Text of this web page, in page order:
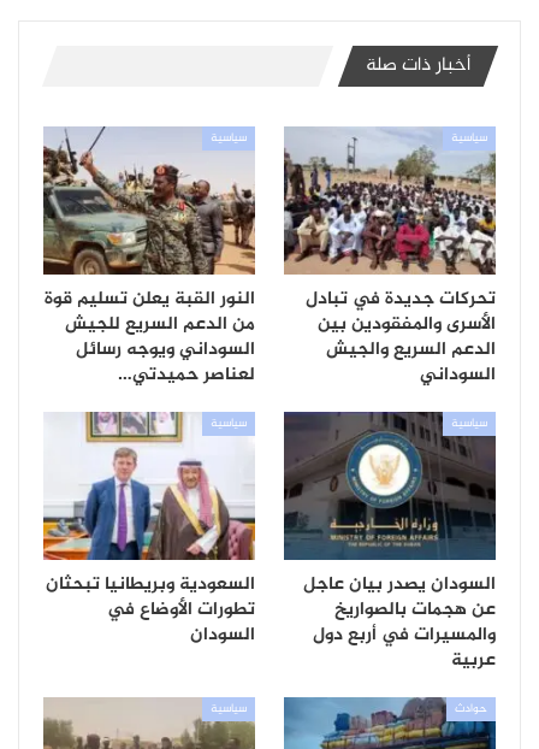
أخبار ذات صلة
سياسية
تحركات جديدة في تبادل
الأسرى والمفقودين بين
الدعم السريع والجيش
السوداني
سياسية
النور القبة يعلن تسليم قوة
من الدعم السريع للجيش
السوداني ويوجه رسائل
لعناصر حميدتي…
سياسية
السودان يصدر بيان عاجل
عن هجمات بالصواريخ
والمسيرات في أربع دول
عربية
سياسية
السعودية وبريطانيا تبحثان
تطورات الأوضاع في
السودان
حوادث سياسية